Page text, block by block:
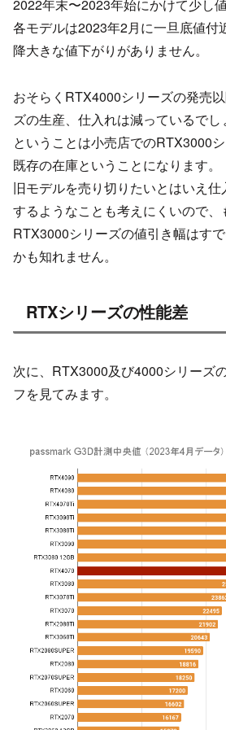
2022年末〜2023年始にかけて少し
各モデルは2023年2月に一旦底値付
降大きな値下がりがありません。
おそらくRTX4000シリーズの発売
ズの生産、仕入れは減っているでし
ということは小売店でのRTX3000
既存の在庫ということになります。
旧モデルを売り切りたいとはいえ
するようなことも考えにくいので、
RTX3000シリーズの値引き幅はす
かも知れません。
RTXシリーズの性能差
次に、RTX3000及び4000シリーズ
フを見てみます。